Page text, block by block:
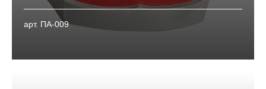
арт. ПА-009